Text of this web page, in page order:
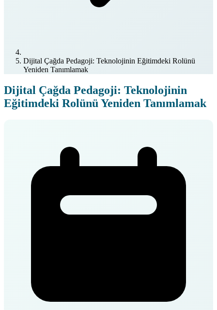
Dijital Çağda Pedagoji: Teknolojinin Eğitimdeki Rolünü
Yeniden Tanımlamak
Dijital Çağda Pedagoji: Teknolojinin
Eğitimdeki Rolünü Yeniden Tanımlamak